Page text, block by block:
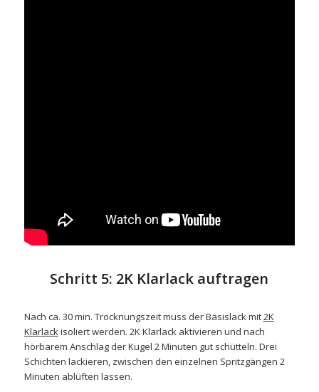
Schritt 5: 2K Klarlack auftragen
Nach ca. 30 min. Trocknungszeit muss der Basislack mit2K
Klarlackisoliert werden. 2K Klarlack aktivieren und nach
hörbarem Anschlag der Kugel 2 Minuten gut schütteln. Drei
Schichten lackieren, zwischen den einzelnen Spritzgängen 2
Minuten ablüften lassen.